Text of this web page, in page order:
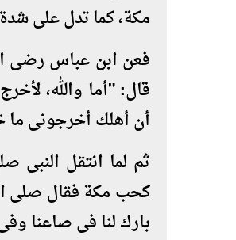
مكة، كما تدل على شدة
فعن ابن عباس رضى
قال: "أما والله،
أن أهلك أخرجونى
ثم لما انتقل النبى
كحب مكة فقال صلى
بارك لنا فى صاعنا